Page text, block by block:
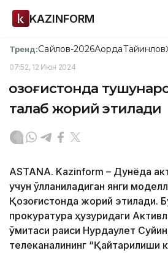
KAZINFORM
Тренд:Сайлов-2026АқордаТайинлов
07:52, 12 Июн 2024
Қозоғистонда
талаб жорий этилади
ASTANA. Kazinform – Дунёда
учун қўлланиладиган янги
Қозоғистонда жорий этилади.
прокуратура ҳузуридаги
қўмитаси раиси Нурдаулет
телеканалининг “Қайтарилиши